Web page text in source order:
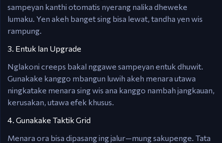
sampeyan kanthi otomatis nyerang nalika dheweke
lumaku. Yen akeh banget sing bisa lewat, tandha yen wis
rampung.
3. Entuk lan Upgrade
Nglakoni creeps bakal nggawe sampeyan entuk dhuwit.
Gunakake kanggo mbangun luwih akeh menara utawa
ningkatake menara sing wis ana kanggo nambah jangkauan,
kerusakan, utawa efek khusus.
4. Gunakake Taktik Grid
Menara ora bisa dipasang ing jalur—mung sakupenge. Tata